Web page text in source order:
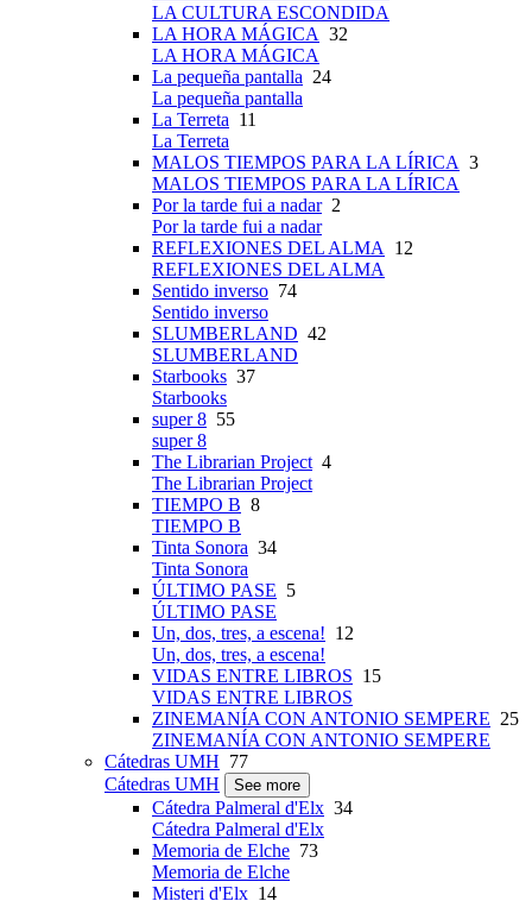
LA CULTURA ESCONDIDA
LA HORA MÁGICA 32
LA HORA MÁGICA
La pequeña pantalla 24
La pequeña pantalla
La Terreta 11
La Terreta
MALOS TIEMPOS PARA LA LÍRICA 3
MALOS TIEMPOS PARA LA LÍRICA
Por la tarde fui a nadar2
Por la tarde fui a nadar
REFLEXIONES DEL ALMA
12
REFLEXIONES DEL ALMA
Sentido inverso 74
Sentido inverso
SLUMBERLAND 42
SLUMBERLAND
Starbooks 37
Starbooks
super 8 55
super 8
The Librarian Project 4
The Librarian Project
TIEMPO B 8
TIEMPO B
Tinta Sonora 34
Tinta Sonora
ÚLTIMO PASE 5
ÚLTIMO PASE
Un, dos, tres, a escena! 12
Un, dos, tres, a escena!
VIDAS ENTRE LIBROS 15
VIDAS ENTRE LIBROS
ZINEMANÍA CON ANTONIO SEMPERE 25
ZINEMANÍA CON ANTONIO SEMPERE
Cátedras UMH 77
Cátedras UMH
See more
Cátedra Palmeral d'Elx 34
Cátedra Palmeral d'Elx
Memoria de Elche 73
Memoria de Elche
Misteri d'Elx 14